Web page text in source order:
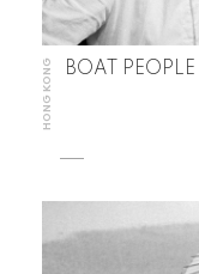
HONG KONG BOAT PEOPLE